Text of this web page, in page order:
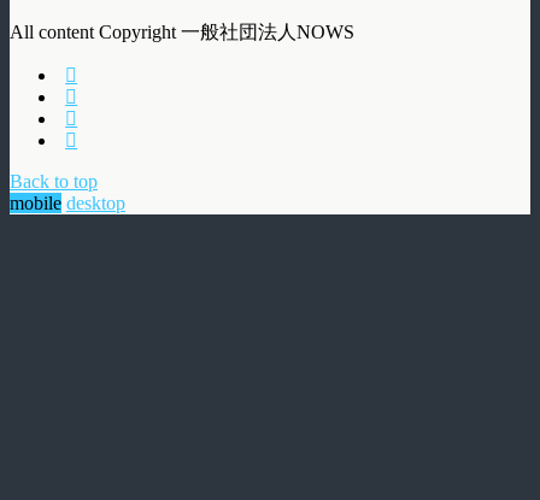
All content Copyright 一般社団法人NOWS
Back to top
mobile desktop